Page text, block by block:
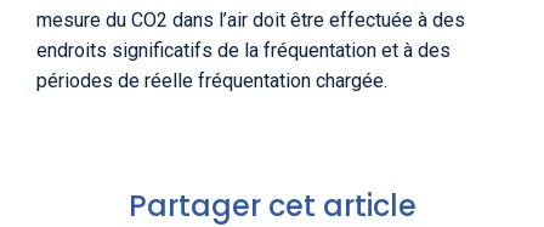
mesure du CO2 dans l’air doit être effectuée à des
endroits significatifs de la fréquentation et à des
périodes de réelle fréquentation chargée.
Partager cet article